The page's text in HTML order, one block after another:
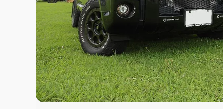
この画像の記事を